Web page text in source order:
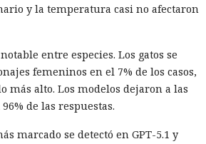
y la temperatura casi no afectaron
entre especies. Los gatos se
femeninos en el 7% de los casos,
más alto. Los modelos dejaron a las
de las respuestas.
marcado se detectó en GPT-5.1 y